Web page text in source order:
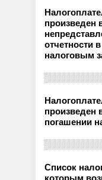
произведен
отчетности
налоговым
произведен
погашении
Список
которым